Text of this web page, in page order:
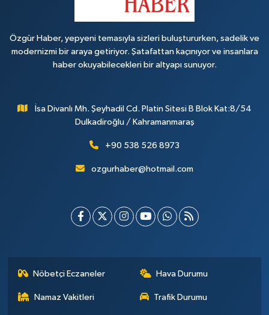
Özgür Haber, yepyeni temasıyla sizleri buluştururken, sadelik ve
modernizmi bir araya getiriyor. Şatafattan kaçınıyor ve insanlara
haber okuyabilecekleri bir altyapı sunuyor.
İsa Divanlı Mh. Şeyhadil Cd. Platin Sitesi B Blok Kat:8/54
Dulkadiroğlu / Kahramanmaraş
+90 538 526 8973
ozgurhaber@hotmail.com
Nöbetçi Eczaneler Hava Durumu
Namaz Vakitleri Trafik Durumu